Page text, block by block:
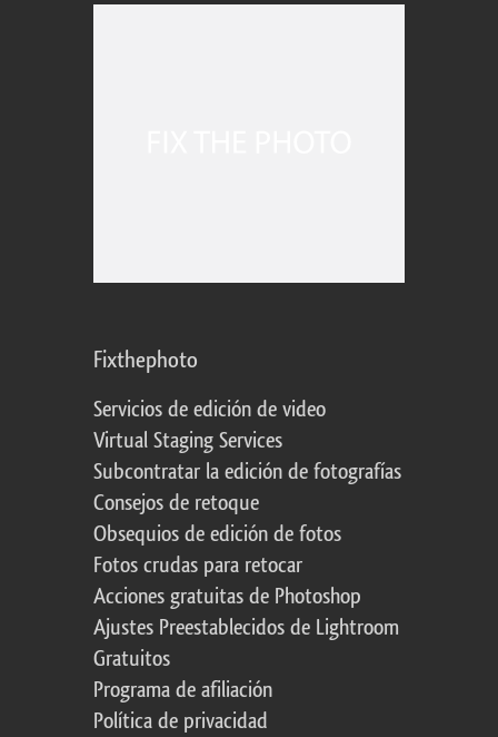
Fixthephoto
Servicios de edición de video
Virtual Staging Services
Subcontratar la edición de fotografías
Consejos de retoque
Obsequios de edición de fotos
Fotos crudas para retocar
Acciones gratuitas de Photoshop
Ajustes Preestablecidos de Lightroom
Gratuitos
Programa de afiliación
Política de privacidad